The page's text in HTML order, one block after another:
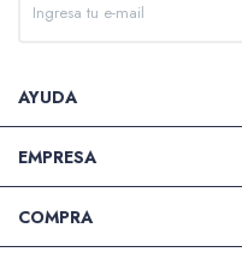
AYUDA
EMPRESA
COMPRA